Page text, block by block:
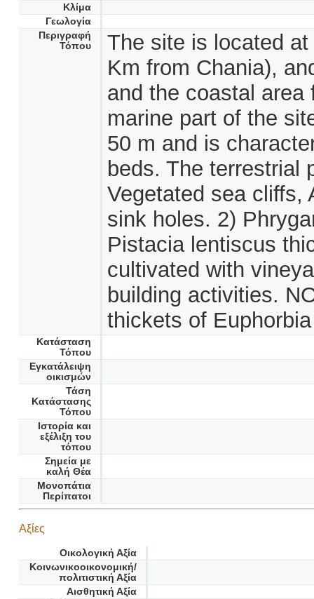
Κλίμα
Γεωλογία
Περιγραφή
Τόπου
The site is located
Km from Chania),
and the coastal
marine part of the
50 m and is
beds. The terrestrial
Vegetated sea cliffs,
sink holes. 2)
Pistacia lentiscus
cultivated with
building activities.
thickets of
Κατάσταση
Τόπου
Εγκατάλειψη
οικισμών
Τάση
Κατάστασης
Τόπου
Ιστορία και
εξέλιξη του
τόπου
Σημεία με
καλή Θέα
Μονοπάτια
Περίπατοι
Αξίες
Οικολογική Αξία
Κοινωνικοοικονομική/
πολιτιστική Αξία
Αισθητική Αξία